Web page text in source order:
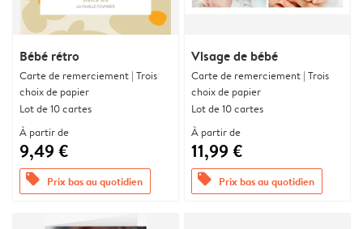
Bébé rétro
Carte de remerciement | Trois
choix de papier
Lot de 10 cartes
À partir de
9,49 €
offers Prix bas au quotidien
Visage de bébé
Carte de remerciement | Trois
choix de papier
Lot de 10 cartes
À partir de
11,99 €
offers Prix bas au quotidien